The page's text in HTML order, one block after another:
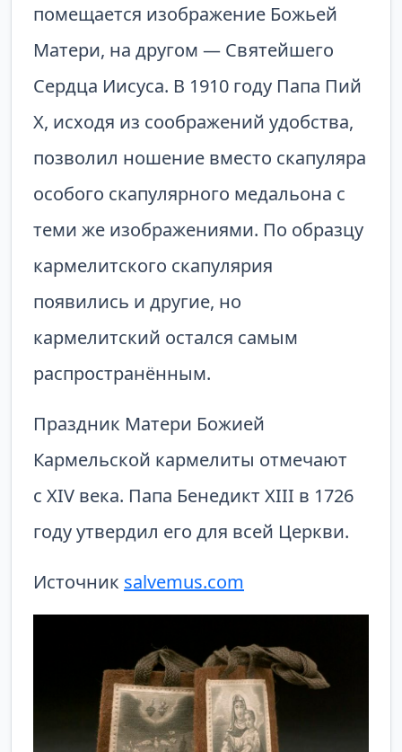
помещается изображение Божьей
Матери, на другом — Святейшего
Сердца Иисуса. В 1910 году Папа Пий
Х, исходя из соображений удобства,
позволил ношение вместо скапуляра
особого скапулярного медальона с
теми же изображениями. По образцу
кармелитского скапулярия
появились и дру­гие, но
кармелитский остался самым
распространённым.
Праздник Матери Божией
Кармельской кармелиты отмечают
с XIV века. Папа Бенедикт XIII в 1726
году утвердил его для всей Церкви.
Источник salvemus.com